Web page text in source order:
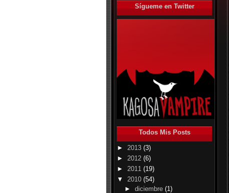
Sígueme en Twitter
Todos Mis Posts
► 2013 (3)
► 2012 (6)
► 2011 (19)
▼ 2010 (54)
►diciembre(1)